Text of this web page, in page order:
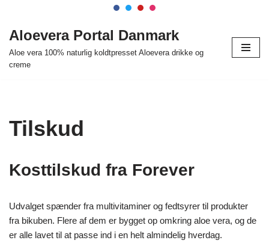
Spring
indhold
Aloevera Portal Danmark
Aloe vera 100% naturlig koldtpresset Aloevera drikke og
creme
Tilskud
Kosttilskud fra Forever
Udvalget spænder fra multivitaminer og fedtsyrer til produkter
fra bikuben. Flere af dem er bygget op omkring aloe vera, og de
er alle lavet til at passe ind i en helt almindelig hverdag.